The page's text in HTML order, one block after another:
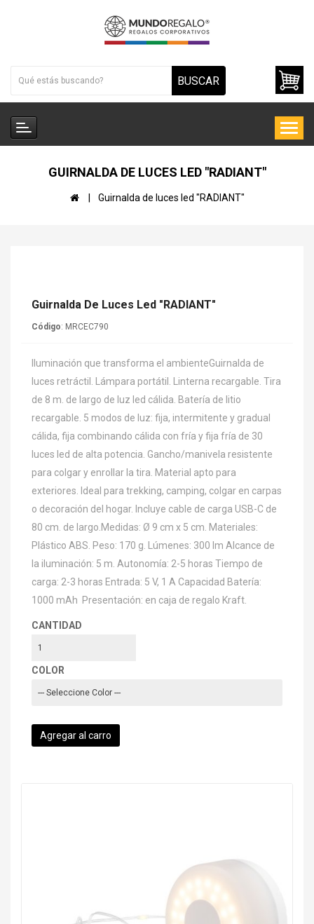
BUSCAR
GUIRNALDA DE LUCES LED "RADIANT"
Guirnalda de luces led "RADIANT"
Guirnalda De Luces Led "RADIANT"
Código: MRCEC790
Iluminación que transforma el ambienteGuirnalda de
luces retráctil. Lámpara portátil. Linterna recargable. Tira
de 8 m. de largo de luz led cálida. Batería de litio
recargable. 5 modos de luz: fija, intermitente y gradual
cálida, fija combinando cálida con fría y fija fría de 30
luces led de alta potencia. Gancho/manivela resistente
para colgar y enrollar la tira. Material apto para
exteriores. Ideal para trekking, camping, colgar en carpas
o decoración del hogar. Incluye cable de carga USB-C de
80 cm. de largo.Medidas: Ø 9 cm x 5 cm. Materiales:
Plástico ABS. Peso: 170 g. Lúmenes: 300 lm Alcance de
la iluminación: 5 m. Autonomía: 2-5 horas Tiempo de
carga: 2-3 horas Entrada: 5 V, 1 A Capacidad Batería:
1000 mAh Presentación: en caja de regalo Kraft.
CANTIDAD
COLOR